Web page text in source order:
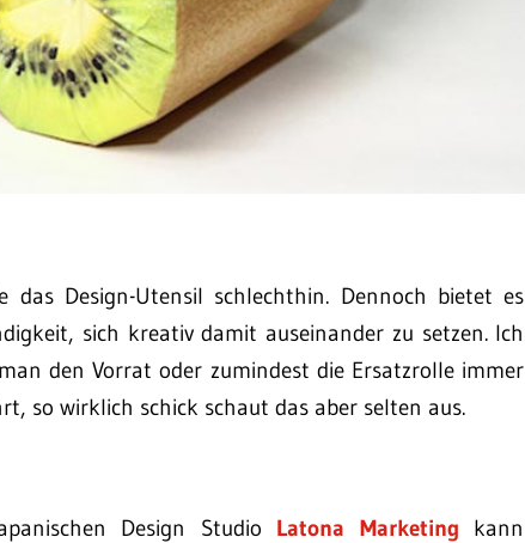
das Design-Utensil schlechthin. Dennoch bietet es
sich kreativ damit auseinander zu setzen. Ich
den Vorrat oder zumindest die Ersatzrolle immer
so wirklich schick schaut das aber selten aus.
Design Studio Latona Marketing kann